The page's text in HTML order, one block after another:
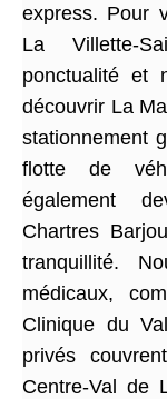
express. Pour
La Villette-
ponctualité et
découvrir La
stationnement
flotte de
également
Chartres
tranquillité.
médicaux,
Clinique du
privés
Centre-Val de